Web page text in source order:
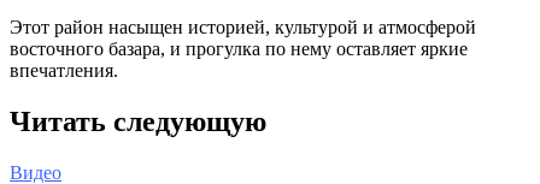
Этот район насыщен историей, культурой и атмосферой
восточного базара, и прогулка по нему оставляет яркие
впечатления.
Читать следующую
Видео